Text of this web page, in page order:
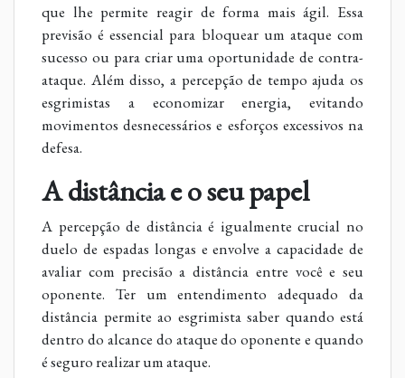
que lhe permite reagir de forma mais ágil. Essa
previsão é essencial para bloquear um ataque com
sucesso ou para criar uma oportunidade de contra-
ataque. Além disso, a percepção de tempo ajuda os
esgrimistas a economizar energia, evitando
movimentos desnecessários e esforços excessivos na
defesa.
A distância e o seu papel
A percepção de distância é igualmente crucial no
duelo de espadas longas e envolve a capacidade de
avaliar com precisão a distância entre você e seu
oponente. Ter um entendimento adequado da
distância permite ao esgrimista saber quando está
dentro do alcance do ataque do oponente e quando
é seguro realizar um ataque.